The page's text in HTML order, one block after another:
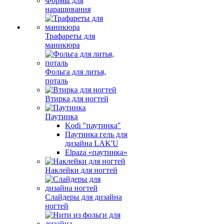
наращивания
Трафареты для
маникюра
Фольга для литья,
поталь
Втирка для ногтей
Паутинка
Kodi "паутинка"
Паутинка гель для
дизайна LAK'U
Elpaza «паутинка»
Наклейки для ногтей
Слайдеры для дизайна
ногтей